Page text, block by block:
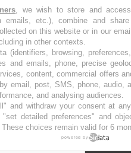
les semaines les meilleures
, we wish to store and
emails, etc.), combine and
on this website or in our
in other contexts.
(identifiers, browsing,
and emails, phone, precise
content, commercial offers
email, post, SMS, phone, audio,
and analysing audiences.
and withdraw your consent at
detailed preferences" and
choices remain valid for 6
powered by